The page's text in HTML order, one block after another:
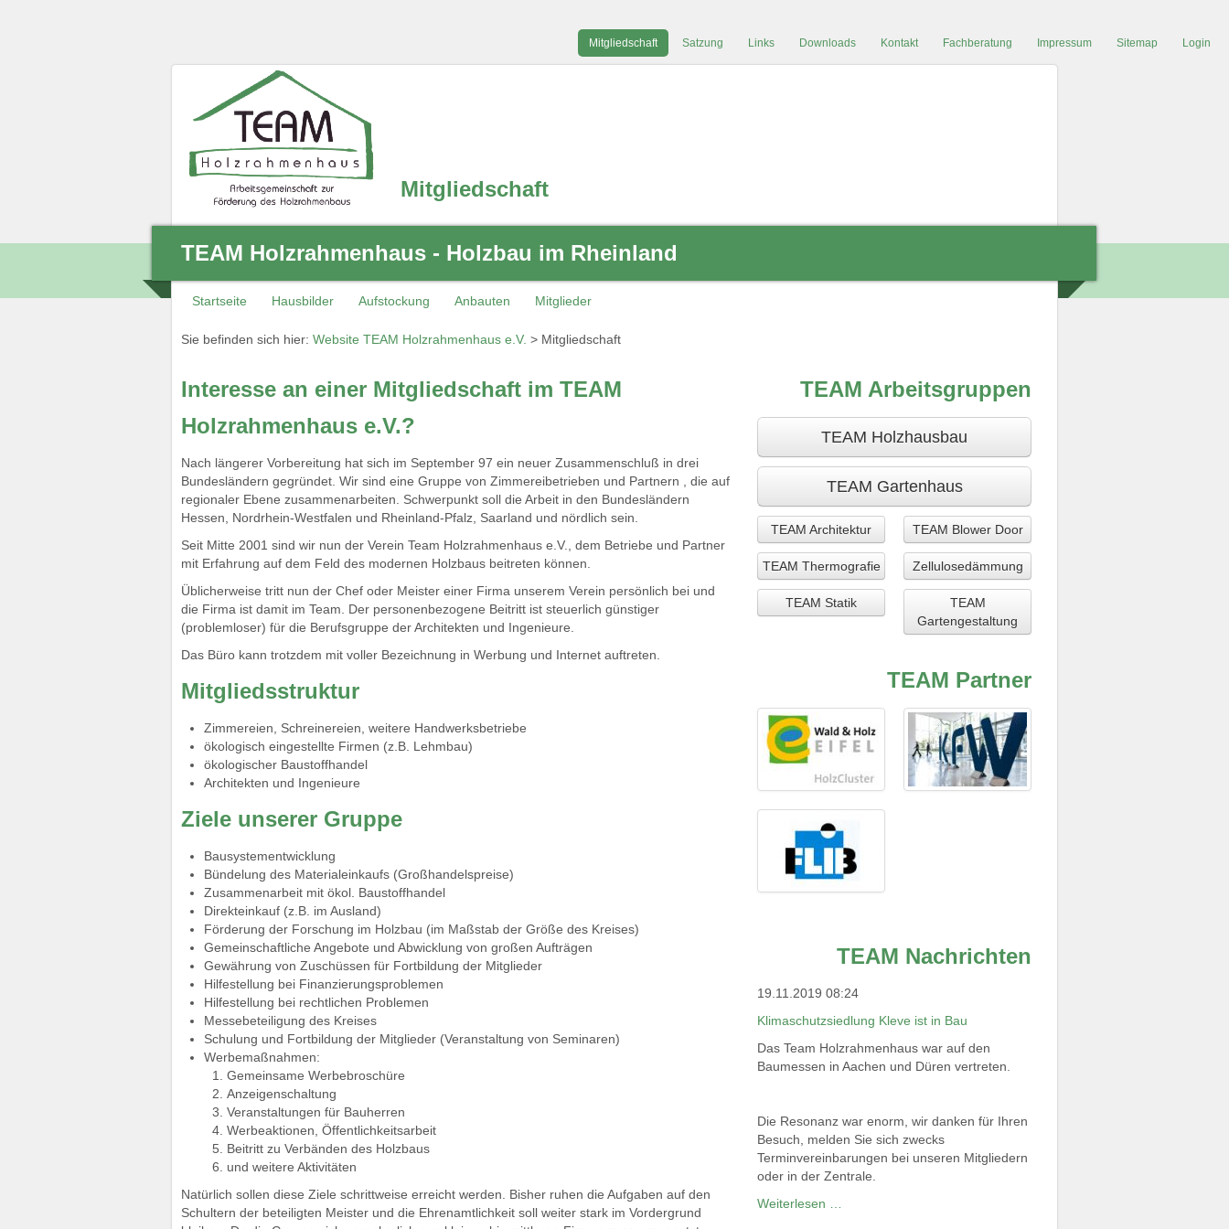
Mitgliedschaft Satzung Links Downloads Kontakt Fachberatung Impressum Sitemap Login
Mitgliedschaft
TEAM Holzrahmenhaus - Holzbau im Rheinland
Startseite Hausbilder Aufstockung Anbauten Mitglieder
Sie befinden sich hier: Website TEAM Holzrahmenhaus e.V. > Mitgliedschaft
Interesse an einer Mitgliedschaft im TEAM
Holzrahmenhaus e.V.?
Nach längerer Vorbereitung hat sich im September 97 ein neuer Zusammenschluß in drei
Bundesländern gegründet. Wir sind eine Gruppe von Zimmereibetrieben und Partnern , die auf
regionaler Ebene zusammenarbeiten. Schwerpunkt soll die Arbeit in den Bundesländern
Hessen, Nordrhein-Westfalen und Rheinland-Pfalz, Saarland und nördlich sein.
Seit Mitte 2001 sind wir nun der Verein Team Holzrahmenhaus e.V., dem Betriebe und Partner
mit Erfahrung auf dem Feld des modernen Holzbaus beitreten können.
Üblicherweise tritt nun der Chef oder Meister einer Firma unserem Verein persönlich bei und
die Firma ist damit im Team. Der personenbezogene Beitritt ist steuerlich günstiger
(problemloser) für die Berufsgruppe der Architekten und Ingenieure.
Das Büro kann trotzdem mit voller Bezeichnung in Werbung und Internet auftreten.
Mitgliedsstruktur
Zimmereien, Schreinereien, weitere Handwerksbetriebe
ökologisch eingestellte Firmen (z.B. Lehmbau)
ökologischer Baustoffhandel
Architekten und Ingenieure
Ziele unserer Gruppe
Bausystementwicklung
Bündelung des Materialeinkaufs (Großhandelspreise)
Zusammenarbeit mit ökol. Baustoffhandel
Direkteinkauf (z.B. im Ausland)
Förderung der Forschung im Holzbau (im Maßstab der Größe des Kreises)
Gemeinschaftliche Angebote und Abwicklung von großen Aufträgen
Gewährung von Zuschüssen für Fortbildung der Mitglieder
Hilfestellung bei Finanzierungsproblemen
Hilfestellung bei rechtlichen Problemen
Messebeteiligung des Kreises
Schulung und Fortbildung der Mitglieder (Veranstaltung von Seminaren)
Werbemaßnahmen:
Gemeinsame Werbebroschüre
Anzeigenschaltung
Veranstaltungen für Bauherren
Werbeaktionen, Öffentlichkeitsarbeit
Beitritt zu Verbänden des Holzbaus
und weitere Aktivitäten
Natürlich sollen diese Ziele schrittweise erreicht werden. Bisher ruhen die Aufgaben auf den
Schultern der beteiligten Meister und die Ehrenamtlichkeit soll weiter stark im Vordergrund
TEAM Arbeitsgruppen
TEAM Holzhausbau
TEAM Gartenhaus
TEAM Architektur TEAM Blower Door
TEAM Thermografie Zellulosedämmung
TEAM Statik
TEAM
Gartengestaltung
TEAM Partner
TEAM Nachrichten
19.11.2019 08:24
Klimaschutzsiedlung Kleve ist in Bau
Das Team Holzrahmenhaus war auf den
Baumessen in Aachen und Düren vertreten.
Die Resonanz war enorm, wir danken für Ihren
Besuch, melden Sie sich zwecks
Terminvereinbarungen bei unseren Mitgliedern
oder in der Zentrale.
Weiterlesen …